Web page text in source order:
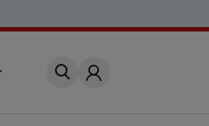
Account